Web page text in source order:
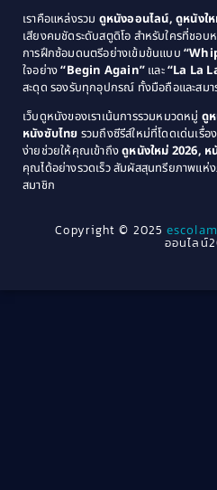
Coming of Age ก้
Coming-of-
Crime อาชญาก
Cult Film
1979
1976
1974
1971
1969
1964
1940
เราคือแหล่งรวม ดูหนังออนไลน์, ดูหนังใ
เสียงคมชัดระดับสตูดิโอ สำหรับใครที่ชอบ
การฝึกซ้อมดนตรีอย่างเข้มข้นแบบ
ใจอย่าง“Begin Again” และ“La La
สะดุด รองรับทุกอุปกรณ์ ทั้งมือถือและสม
เว็บดูหนังของเราเน้นการรวมหมวดหมู่ ดู
หนังซับไทย รวมถึงซีรีส์ใหม่ที่โดดเด่นเรื่
ง่ายช่วยให้คุณเข้าถึงดูหนังใหม่ 2026, ห
คุณได้อย่างรวดเร็ว สัมผัสสุนทรียภาพแห่
สมาชิก
Copyright © 2025
ออนไลน์